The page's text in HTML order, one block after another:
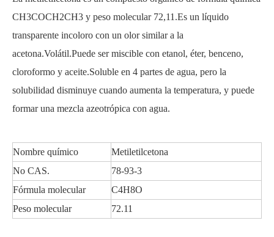
CH3COCH2CH3 y peso molecular 72,11.Es un líquido
transparente incoloro con un olor similar a la
acetona.Volátil.Puede ser miscible con etanol, éter, benceno,
cloroformo y aceite.Soluble en 4 partes de agua, pero la
solubilidad disminuye cuando aumenta la temperatura, y puede
formar una mezcla azeotrópica con agua.
Nombre químico
Metiletilcetona
No CAS.
78-93-3
Fórmula molecular
C4H8O
Peso molecular
72.11